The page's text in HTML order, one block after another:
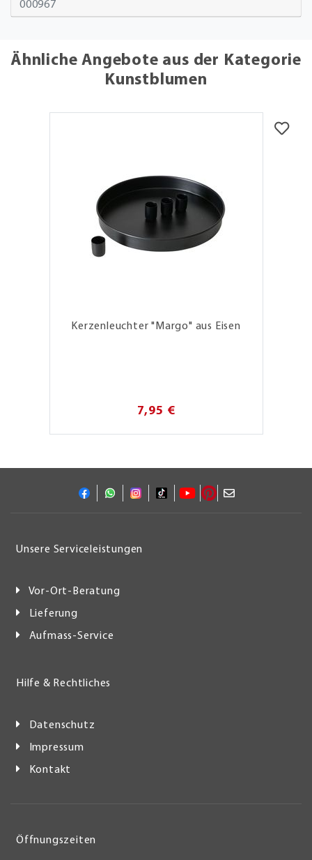
000967
Ähnliche Angebote aus der Kategorie
Kunstblumen
Kerzenleuchter "Margo" aus Eisen
7,95 €
Unsere Serviceleistungen
Vor-Ort-Beratung
Lieferung
Aufmass-Service
Hilfe & Rechtliches
Datenschutz
Impressum
Kontakt
Öffnungszeiten